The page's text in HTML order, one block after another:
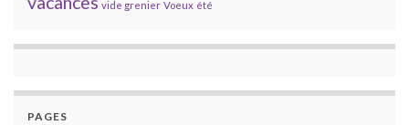
vide grenier Voeux été
PAGES